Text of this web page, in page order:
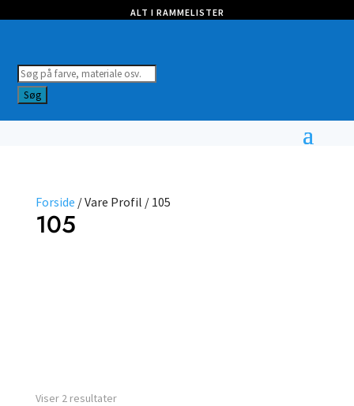
ALT I RAMMELISTER
Products
search
Søg
Forside / Vare Profil / 105
105
Viser 2 resultater